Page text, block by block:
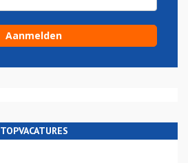
TOPVACATURES